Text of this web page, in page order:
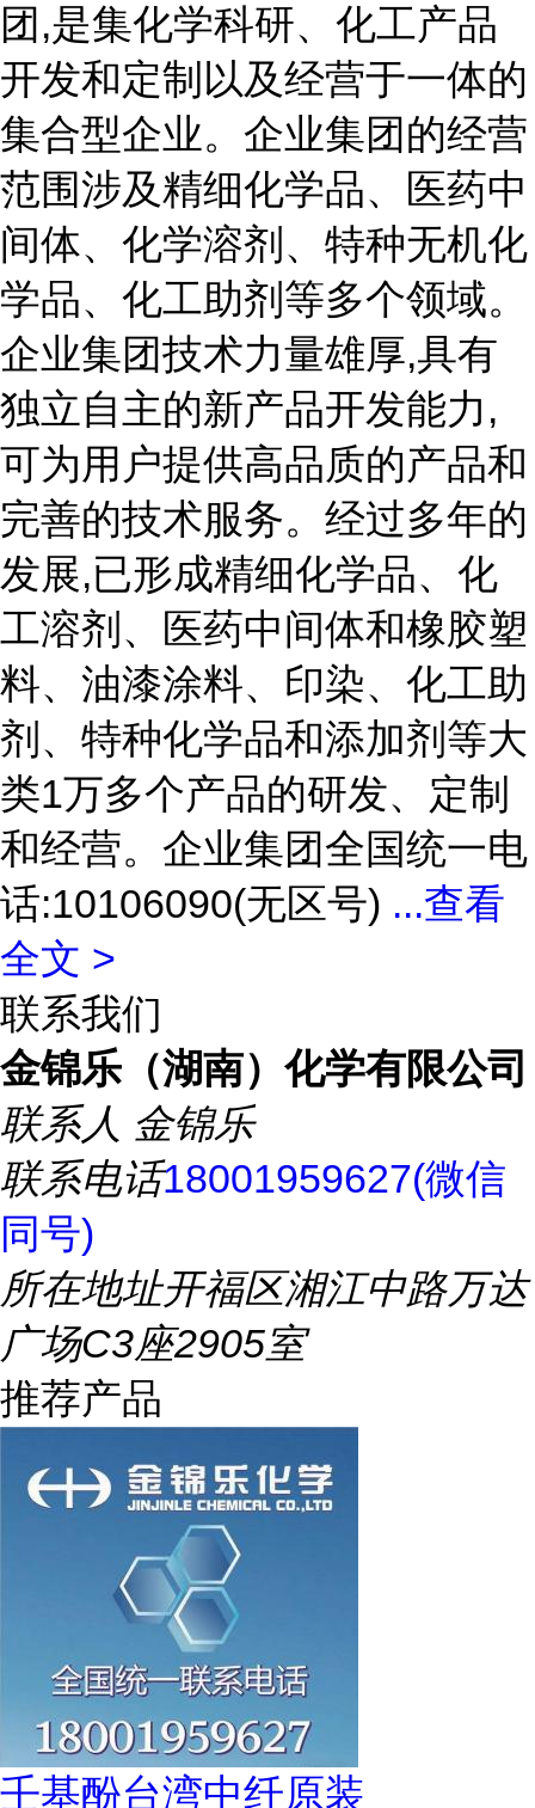
团,是集化学科研、化工产品
开发和定制以及经营于一体的
集合型企业。企业集团的经营
范围涉及精细化学品、医药中
间体、化学溶剂、特种无机化
学品、化工助剂等多个领域。
企业集团技术力量雄厚,具有
独立自主的新产品开发能力,
可为用户提供高品质的产品和
完善的技术服务。经过多年的
发展,已形成精细化学品、化
工溶剂、医药中间体和橡胶塑
料、油漆涂料、印染、化工助
剂、特种化学品和添加剂等大
类1万多个产品的研发、定制
和经营。企业集团全国统一电
话:10106090(无区号) ...查看
全文 >
联系我们
金锦乐（湖南）化学有限公司
联系人 金锦乐
联系电话18001959627(微信
同号)
所在地址开福区湘江中路万达
广场C3座2905室
推荐产品
壬基酚台湾中纤原装